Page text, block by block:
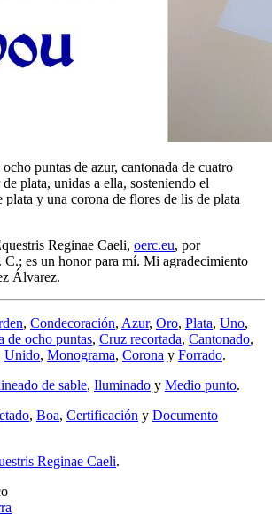
puntas de azur, cantonada de cuatro
plata, unidas a ella, sosteniendo el
y una corona de flores de lis de plata
Reginae Caeli, oerc.eu, por
C.; es un honor para mí. Mi agradecimiento
Álvarez.
, Condecoración, Azur, Oro, Plata, Uno,
de ocho puntas, Cruz recortada, Cantonado,
Unido, Monograma, Corona y Forrado.
de sable, Iluminado y Medio punto.
, Boa, Certificación y Documento
Reginae Caeli.